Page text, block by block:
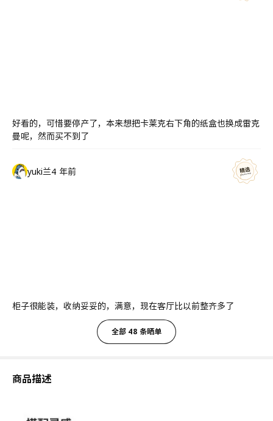
好看的，可惜要停产了，本来想把卡莱克右下角的纸盒也换成雷克
曼呢，然而买不到了
yuki兰4 年前
柜子很能装，收纳妥妥的，满意，现在客厅比以前整齐多了
全部 48 条晒单
商品描述